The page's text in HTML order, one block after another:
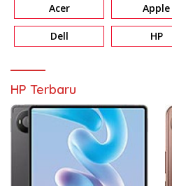
Acer Apple
Dell HP
HP Terbaru